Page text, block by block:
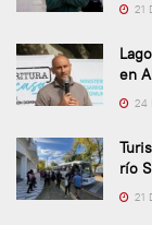
21
en
24
río
21